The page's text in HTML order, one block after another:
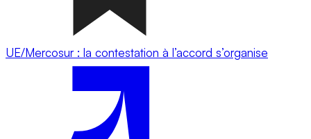
UE/Mercosur : la contestation à l’accord s’organise